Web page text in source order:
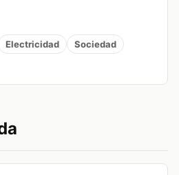
Electricidad
Sociedad